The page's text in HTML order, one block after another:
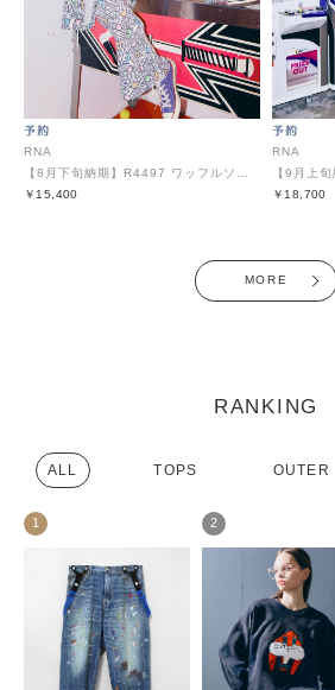
RNA
￥15,400
RNA
￥18,700
MORE
RANKING
ALL TOPS OUTER
1 2